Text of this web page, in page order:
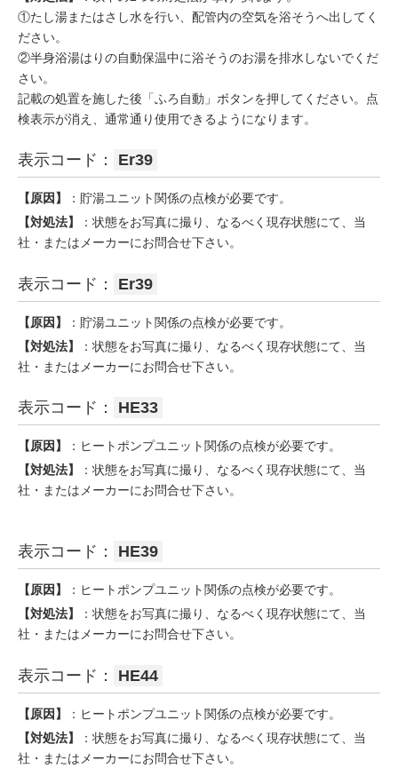
①たし湯またはさし水を行い、配管内の空気を浴そうへ出してく
ださい。
②半身浴湯はりの自動保温中に浴そうのお湯を排水しないでくだ
さい。
記載の処置を施した後「ふろ自動」ボタンを押してください。点
検表示が消え、通常通り使用できるようになります。
表示コード： Er39
【原因】
：貯湯ユニット関係の点検が必要です。
【対処法】
：状態をお写真に撮り、なるべく現存状態にて、当
社・またはメーカーにお問合せ下さい。
表示コード： Er39
【原因】
：貯湯ユニット関係の点検が必要です。
【対処法】
：状態をお写真に撮り、なるべく現存状態にて、当
社・またはメーカーにお問合せ下さい。
表示コード： HE33
【原因】
：ヒートポンプユニット関係の点検が必要です。
【対処法】
：状態をお写真に撮り、なるべく現存状態にて、当
社・またはメーカーにお問合せ下さい。
表示コード： HE39
【原因】
：ヒートポンプユニット関係の点検が必要です。
【対処法】
：状態をお写真に撮り、なるべく現存状態にて、当
社・またはメーカーにお問合せ下さい。
表示コード： HE44
【原因】
：ヒートポンプユニット関係の点検が必要です。
【対処法】
：状態をお写真に撮り、なるべく現存状態にて、当
社・またはメーカーにお問合せ下さい。